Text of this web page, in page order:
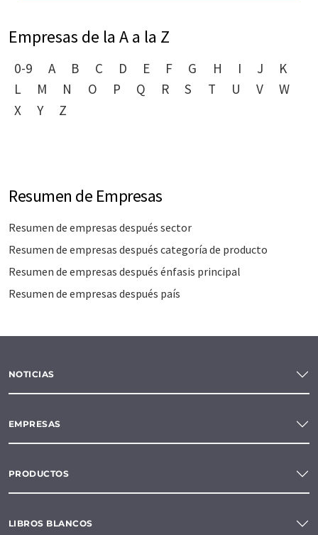
Empresas de la A a la Z
0-9 A B C D E F G H I J
K
L
M N O P Q R S T U V
W
X
Y Z
Resumen de Empresas
Resumen de empresas después sector
Resumen de empresas después categoría de producto
Resumen de empresas después énfasis principal
Resumen de empresas después país
NOTICIAS
EMPRESAS
PRODUCTOS
LIBROS BLANCOS